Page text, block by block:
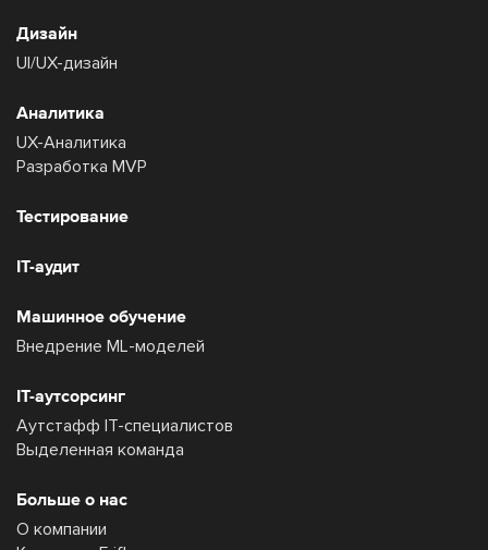
Дизайн
UI/UX-дизайн
Аналитика
UX-Аналитика
Разработка MVP
Тестирование
IT-аудит
Машинное обучение
Внедрение ML-моделей
IT-аутсорсинг
Аутстафф IT-специалистов
Выделенная команда
Больше о нас
О компании